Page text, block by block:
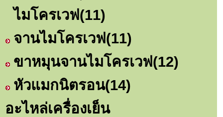
ไมโครเวฟ(11)
จานไมโครเวฟ(11)
ขาหมุนจานไมโครเวฟ(12)
หัวแมกนิตรอน(14)
อะไหล่เครื่องเย็น